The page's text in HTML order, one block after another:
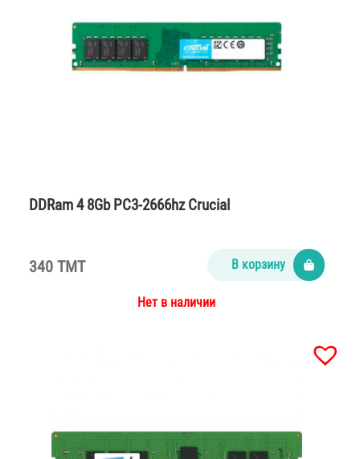
DDRam 4 8Gb PC3-2666hz Crucial
340 TMT В корзину
Нет в наличии